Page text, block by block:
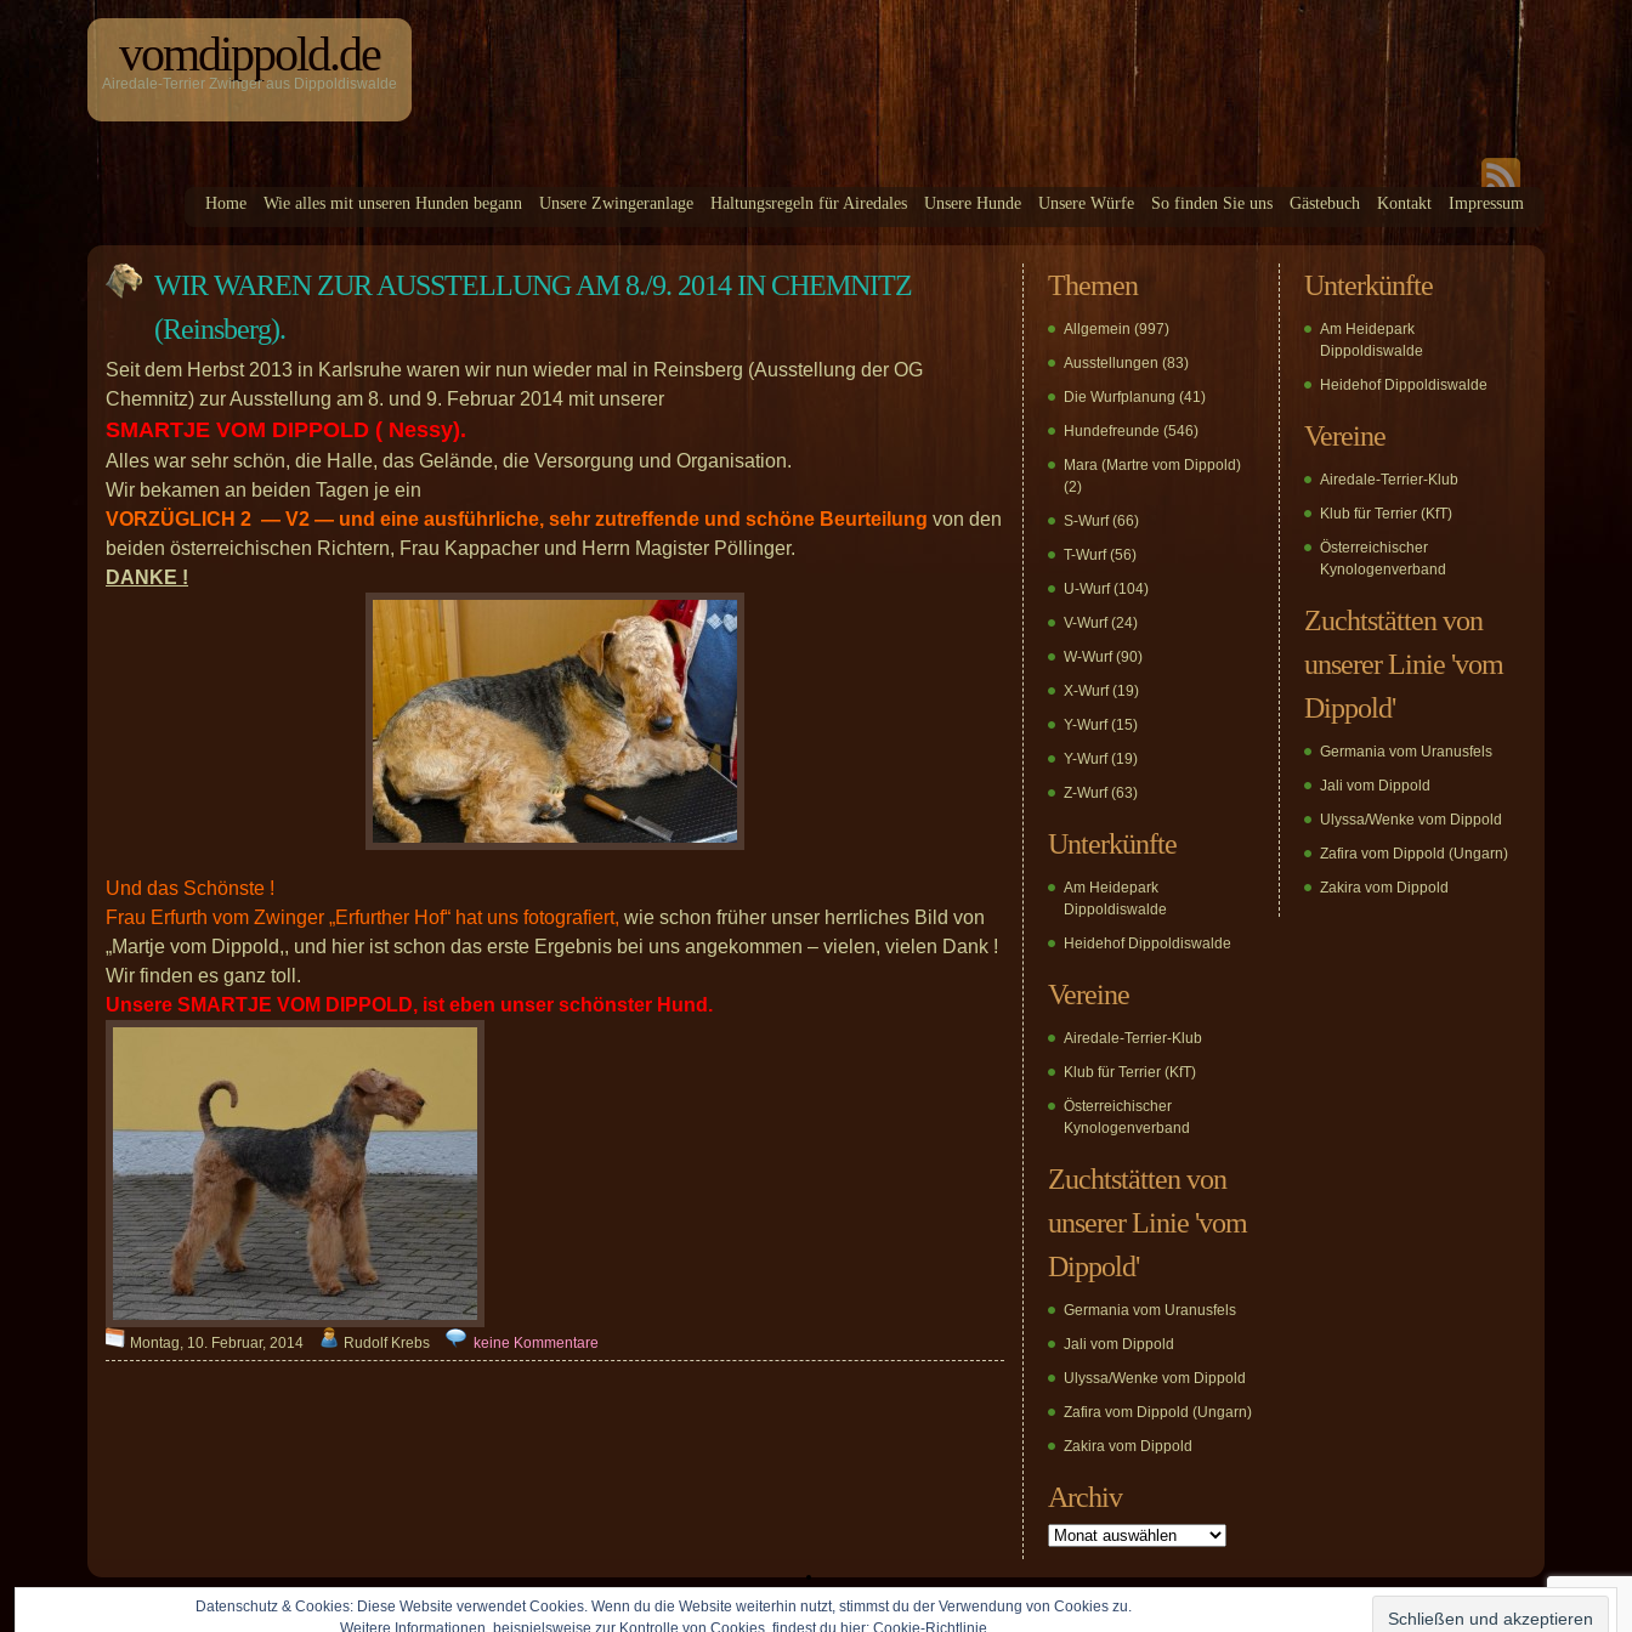
vomdippold.de
Airedale-Terrier Zwinger aus Dippoldiswalde
Home Wie alles mit unseren Hunden begann Unsere Zwingeranlage Haltungsregeln für Airedales Unsere Hunde Unsere Würfe So finden Sie uns Gästebuch Kontakt Impressum
WIR WAREN ZUR AUSSTELLUNG AM 8./9. 2014 IN CHEMNITZ
(Reinsberg).
Seit dem Herbst 2013 in Karlsruhe waren wir nun wieder mal in Reinsberg (Ausstellung der OG
Chemnitz) zur Ausstellung am 8. und 9. Februar 2014 mit unserer
SMARTJE VOM DIPPOLD ( Nessy).
Alles war sehr schön, die Halle, das Gelände, die Versorgung und Organisation.
Wir bekamen an beiden Tagen je ein
VORZÜGLICH 2 — V2 — und eine ausführliche, sehr zutreffende und schöne Beurteilung von den
beiden österreichischen Richtern, Frau Kappacher und Herrn Magister Pöllinger.
DANKE !
Und das Schönste !
Frau Erfurth vom Zwinger „Erfurther Hof“ hat uns fotografiert, wie schon früher unser herrliches Bild von
„Martje vom Dippold,, und hier ist schon das erste Ergebnis bei uns angekommen – vielen, vielen Dank !
Wir finden es ganz toll.
Unsere SMARTJE VOM DIPPOLD, ist eben unser schönster Hund.
Montag, 10. Februar, 2014 Rudolf Krebs keine Kommentare
Themen
Allgemein (997)
Ausstellungen (83)
Die Wurfplanung (41)
Hundefreunde (546)
Mara (Martre vom Dippold)
(2)
S-Wurf(66)
T-Wurf(56)
U-Wurf(104)
V-Wurf(24)
W-Wurf(90)
X-Wurf(19)
Y-Wurf(15)
Y-Wurf(19)
Z-Wurf(63)
Unterkünfte
Am Heidepark
Dippoldiswalde
Heidehof Dippoldiswalde
Vereine
Airedale-Terrier-Klub
Klub für Terrier (KfT)
Österreichischer
Kynologenverband
Zuchtstätten von
unserer Linie 'vom
Dippold'
Germania vom Uranusfels
Jali vom Dippold
Ulyssa/Wenke vom Dippold
Zafira vom Dippold (Ungarn)
Zakira vom Dippold
Archiv
Archiv
Unterkünfte
Am Heidepark
Dippoldiswalde
Heidehof Dippoldiswalde
Vereine
Airedale-Terrier-Klub
Klub für Terrier (KfT)
Österreichischer
Kynologenverband
Zuchtstätten von
unserer Linie 'vom
Dippold'
Germania vom Uranusfels
Jali vom Dippold
Ulyssa/Wenke vom Dippold
Zafira vom Dippold (Ungarn)
Zakira vom Dippold
Copyright © 2009 vomDippold.de. All rights reserved.
Datenschutz & Cookies: Diese Website verwendet Cookies. Wenn du die Website weiterhin nutzt, stimmst du der Verwendung von Cookies zu.
Weitere Informationen, beispielsweise zur Kontrolle von Cookies, findest du hier:Cookie-Richtlinie